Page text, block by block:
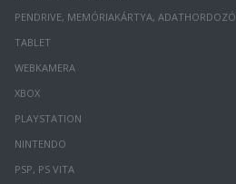
PENDRIVE, MEMÓRIAKÁRTYA, ADATHORDOZÓ
TABLET
WEBKAMERA
XBOX
PLAYSTATION
NINTENDO
PSP, PS VITA